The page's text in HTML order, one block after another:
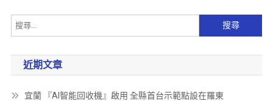
近期文章
宜蘭 『AI智能回收機』啟用 全縣首台示範點設在羅東